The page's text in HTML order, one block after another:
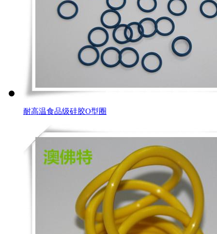
耐高温食品级硅胶O型圈